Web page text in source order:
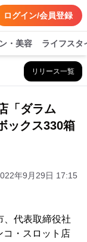
ログイン/会員登録
・美容 ライフスタ
リリース一覧
「ダラム
ックス330箱
年9月29日 17:15
、代表取締役社
コ・スロット店